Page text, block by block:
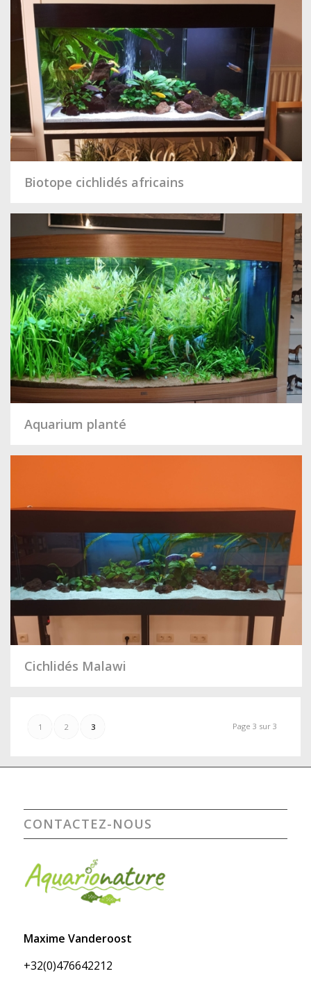
Biotope cichlidés africains
Aquarium planté
Cichlidés Malawi
Page 3 sur 3
1 2 3
CONTACTEZ-NOUS
Maxime Vanderoost
+32(0)476642212